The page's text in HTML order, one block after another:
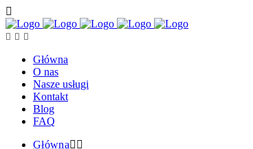
Główna
O nas
Nasze usługi
Kontakt
Blog
FAQ
Główna